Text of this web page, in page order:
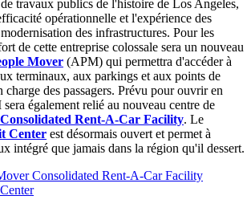
travaux publics de l'histoire de Los Angeles,
opérationnelle et l'expérience des
des infrastructures. Pour les
de cette entreprise colossale sera un nouveau
Mover (APM) qui permettra d'accéder à
terminaux, aux parkings et aux points de
charge des passagers. Prévu pour ouvrir en
également relié au nouveau centre de
Consolidated Rent-A-Car Facility. Le
Center est désormais ouvert et permet à
intégré que jamais dans la région qu'il dessert.
Consolidated Rent-A-Car Facility